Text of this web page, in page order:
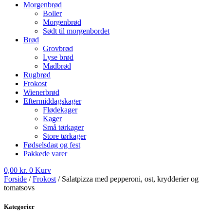
Morgenbrød
Boller
Morgenbrød
Sødt til morgenbordet
Brød
Grovbrød
Lyse brød
Madbrød
Rugbrød
Frokost
Wienerbrød
Eftermiddagskager
Flødekager
Kager
Små tørkager
Store tørkager
Fødselsdag og fest
Pakkede varer
0,00 kr. 0 Kurv
Forside /Frokost / Salatpizza med pepperoni, ost, krydderier og
tomatsovs
Kategorier